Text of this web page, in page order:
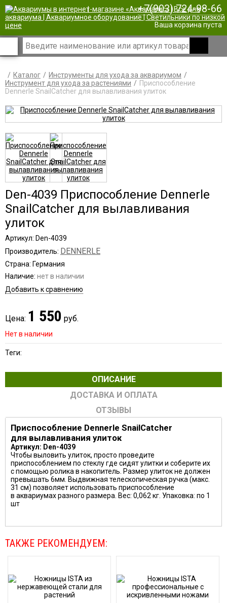
| +7(903) 724-98-66
Ваша корзина пуста
Каталог
Инструменты для ухода за аквариумом
Инструмент для ухода за растениями
Приспособление
Dennerle SnailCatcher для вылавливания улиток
Den-4039 Приспособление Dennerle
SnailCatcher для вылавливания
улиток
Артикул: Den-4039
Производитель: DENNERLE
Страна: Германия
Наличие: нет в наличии
Добавить к сравнению
Цена: 1 550 руб.
Нет в наличии
Теги:
ОПИСАНИЕ
ДОСТАВКА И ОПЛАТА
ОТЗЫВЫ
Приспособление Dennerle SnailCatcher
для вылавливания улиток
Артикул: Den-4039
Чтобы выловить улиток, просто проведите
приспособлением по стеклу где сидят улитки и соберите их
с помощью ролика в накопитель. Размер улиток не должен
превышать 6мм. Выдвижная телескопическая ручка (макс.
31 см) позволяет использовать приспособление
в аквариумах разного размера. Вес: 0,062 кг. Упаковка: по 1
шт
ТАКЖЕ РЕКОМЕНДУЕМ: